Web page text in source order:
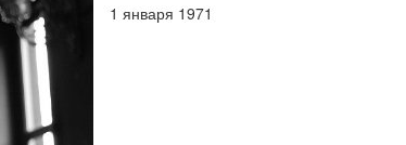
1 января 1971